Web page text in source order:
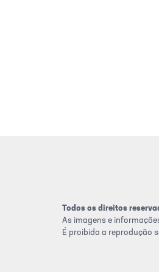
Todos os direitos
As imagens e
É proibida a reprodução